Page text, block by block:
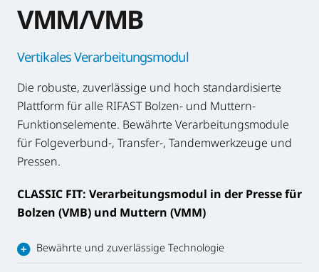
VMM/VMB
Vertikales Verarbeitungsmodul
Die robuste, zuverlässige und hoch standardisierte
Plattform für alle RIFAST Bolzen- und Muttern-
Funktionselemente. Bewährte Verarbeitungsmodule
für Folgeverbund-, Transfer-, Tandemwerkzeuge und
Pressen.
CLASSIC FIT: Verarbeitungsmodul in der Presse für
Bolzen (VMB) und Muttern (VMM)
Bewährte und zuverlässige Technologie